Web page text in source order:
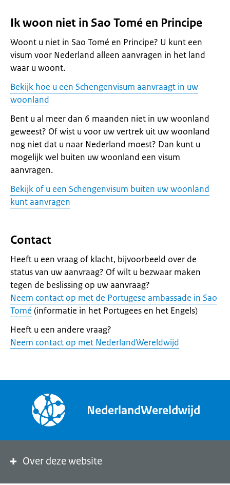
Ik woon niet in Sao Tomé en Principe
Woont u niet in Sao Tomé en Principe? U kunt een
visum voor Nederland alleen aanvragen in het land
waar u woont.
Bekijk hoe u een Schengenvisum aanvraagt in uw
woonland
Bent u al meer dan 6 maanden niet in uw woonland
geweest? Of wist u voor uw vertrek uit uw woonland
nog niet dat u naar Nederland moest? Dan kunt u
mogelijk wel buiten uw woonland een visum
aanvragen.
Bekijk of u een Schengenvisum buiten uw woonland
kunt aanvragen
Contact
Heeft u een vraag of klacht, bijvoorbeeld over de
status van uw aanvraag? Of wilt u bezwaar maken
tegen de beslissing op uw aanvraag?
Neem contact op met de Portugese ambassade in Sao
Tomé (informatie in het Portugees en het Engels)
Heeft u een andere vraag?
Neem contact op met NederlandWereldwijd
NederlandWereldwijd
Over deze website